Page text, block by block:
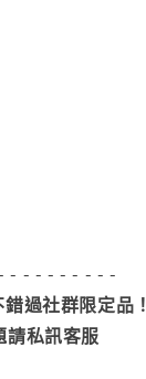
- - - - - - - - -
過社群限定品！
請私訊客服